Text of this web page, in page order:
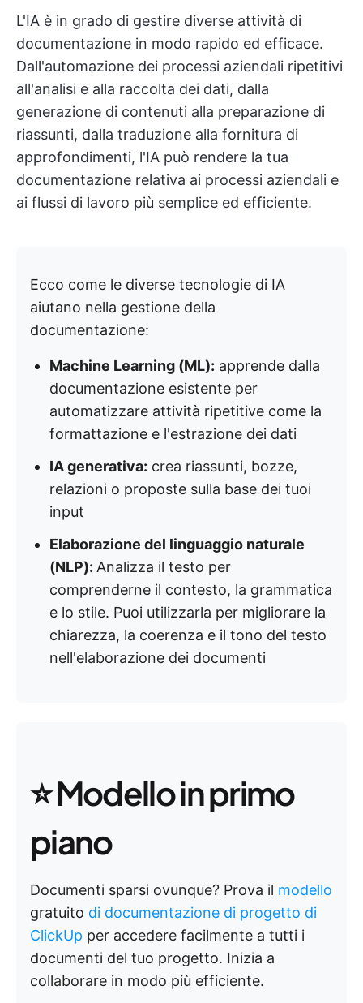
L'IA è in grado di gestire diverse attività di
documentazione in modo rapido ed efficace.
Dall'automazione dei processi aziendali ripetitivi
all'analisi e alla raccolta dei dati, dalla
generazione di contenuti alla preparazione di
riassunti, dalla traduzione alla fornitura di
approfondimenti, l'IA può rendere la tua
documentazione relativa ai processi aziendali e
ai flussi di lavoro più semplice ed efficiente.
Ecco come le diverse tecnologie di IA
aiutano nella gestione della
documentazione:
Machine Learning (ML): apprende dalla
documentazione esistente per
automatizzare attività ripetitive come la
formattazione e l'estrazione dei dati
IA generativa: crea riassunti, bozze,
relazioni o proposte sulla base dei tuoi
input
Elaborazione del linguaggio naturale
(NLP): Analizza il testo per
comprenderne il contesto, la grammatica
e lo stile. Puoi utilizzarla per migliorare la
chiarezza, la coerenza e il tono del testo
nell'elaborazione dei documenti
⭐ Modello in primo
piano
Documenti sparsi ovunque? Prova il modello
gratuito di documentazione di progetto di
ClickUp per accedere facilmente a tutti i
documenti del tuo progetto. Inizia a
collaborare in modo più efficiente.